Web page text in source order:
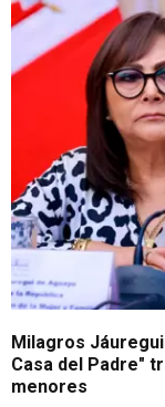
Investiga refugio
Milagros
Casa del Padre"
menores